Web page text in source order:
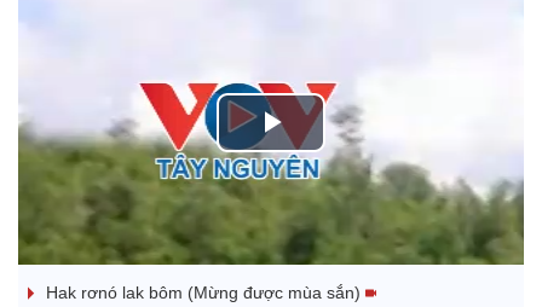
P
a
Nhớ bạn
Hak rơnó lak bôm (Mừng được mùa sắn)